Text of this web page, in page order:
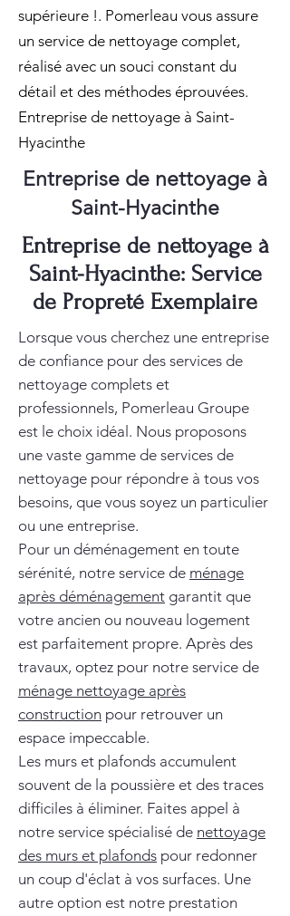
supérieure !. Pomerleau vous assure
un service de nettoyage complet,
réalisé avec un souci constant du
détail et des méthodes éprouvées.
Entreprise de nettoyage à Saint-
Hyacinthe
Entreprise de nettoyage à
Saint-Hyacinthe
Entreprise de nettoyage à
Saint-Hyacinthe: Service
de Propreté Exemplaire
Lorsque vous cherchez une entreprise
de confiance pour des services de
nettoyage complets et
professionnels, Pomerleau Groupe
est le choix idéal. Nous proposons
une vaste gamme de services de
nettoyage pour répondre à tous vos
besoins, que vous soyez un particulier
ou une entreprise.
Pour un déménagement en toute
sérénité, notre service de ménage
après déménagement garantit que
votre ancien ou nouveau logement
est parfaitement propre. Après des
travaux, optez pour notre service de
ménage nettoyage après
construction pour retrouver un
espace impeccable.
Les murs et plafonds accumulent
souvent de la poussière et des traces
difficiles à éliminer. Faites appel à
notre service spécialisé de nettoyage
des murs et plafonds pour redonner
un coup d'éclat à vos surfaces. Une
autre option est notre prestation